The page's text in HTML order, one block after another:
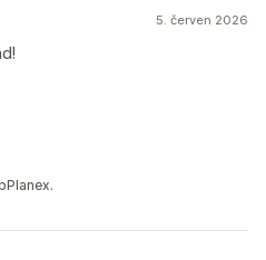
5. červen 2026